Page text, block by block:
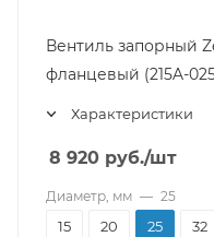
Вентиль запорный
фланцевый (215A-
Характеристики
8 920 руб./шт
Диаметр, мм — 25
15 20 25 32